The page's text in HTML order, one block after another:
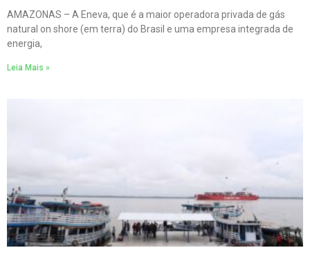
AMAZONAS – A Eneva, que é a maior operadora privada de gás
natural on shore (em terra) do Brasil e uma empresa integrada de
energia,
Leia Mais »